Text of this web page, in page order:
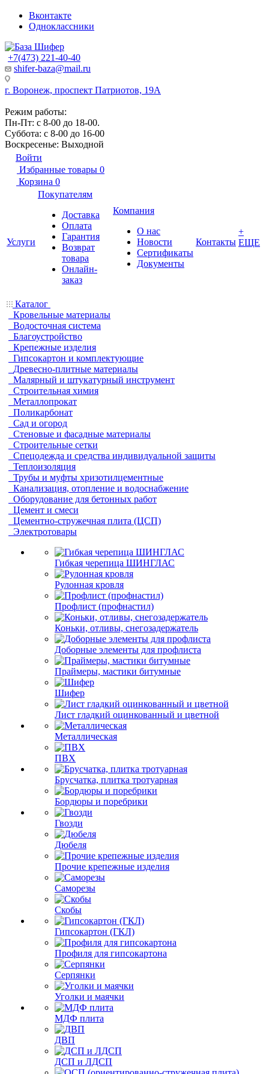
Вконтакте
Одноклассники
+7(473) 221-40-40
shifer-baza@mail.ru
г. Воронеж, проспект Патриотов, 19А
Режим работы:
Пн-Пт: с 8-00 до 18-00.
Суббота: с 8-00 до 16-00
Воскресенье: Выходной
Войти
Избранные товары 0
Корзина 0
Услуги
Покупателям
Доставка
Оплата
Гарантия
Возврат
товара
Онлайн-
заказ
Компания
О нас
Новости
Сертификаты
Документы
Контакты
+
ЕЩЕ
Каталог
Кровельные материалы
Водосточная система
Благоустройство
Крепежные изделия
Гипсокартон и комплектующие
Древесно-плитные материалы
Малярный и штукатурный инструмент
Строительная химия
Металлопрокат
Поликарбонат
Сад и огород
Стеновые и фасадные материалы
Строительные сетки
Спецодежда и средства индивидуальной защиты
Теплоизоляция
Трубы и муфты хризотилцементные
Канализация, отопление и водоснабжение
Оборудование для бетонных работ
Цемент и смеси
Цементно-стружечная плита (ЦСП)
Электротовары
Гибкая черепица ШИНГЛАС
Рулонная кровля
Профлист (профнастил)
Коньки, отливы, снегозадержатель
Доборные элементы для профлиста
Праймеры, мастики битумные
Шифер
Лист гладкий оцинкованный и цветной
Металлическая
ПВХ
Брусчатка, плитка тротуарная
Бордюры и поребрики
Гвозди
Дюбеля
Прочие крепежные изделия
Саморезы
Скобы
Гипсокартон (ГКЛ)
Профиля для гипсокартона
Серпянки
Уголки и маячки
МДФ плита
ДВП
ДСП и ЛДСП